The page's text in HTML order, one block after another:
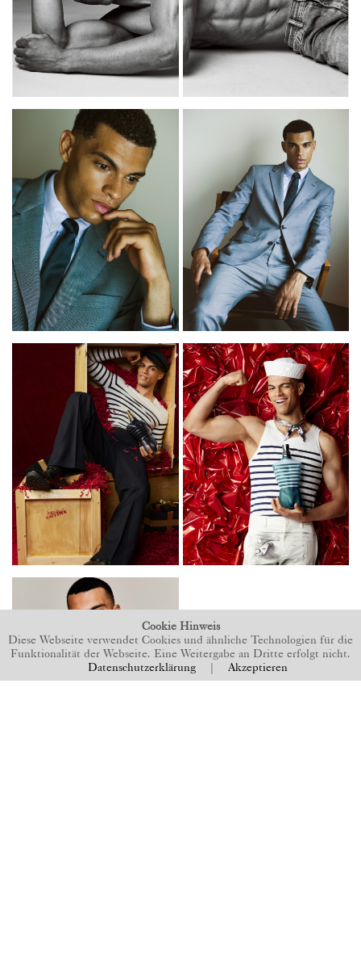
Cookie Hinweis
Diese Webseite verwendet Cookies und ähnliche Technologien für die
Funktionalität der Webseite. Eine Weitergabe an Dritte erfolgt nicht.
Datenschutzerklärung Akzeptieren